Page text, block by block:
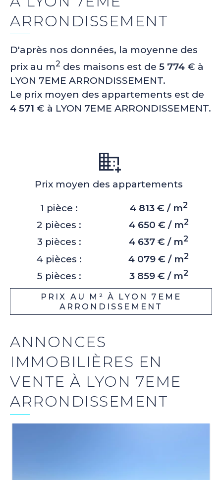
ARRONDISSEMENT
D'après nos données, la moyenne des
prix au m2 des maisons est de 5 774 € à
LYON 7EME ARRONDISSEMENT.
Le prix moyen des appartements est de
4 571 € à LYON 7EME ARRONDISSEMENT.
Prix moyen des appartements
1 pièce : 4 813 € / m2
2 pièces : 4 650 € / m2
3 pièces : 4 637 € / m2
4 pièces : 4 079 € / m2
5 pièces : 3 859 € / m2
PRIX AU M² À LYON 7EME
ARRONDISSEMENT
ANNONCES
IMMOBILIÈRES EN
VENTE À LYON 7EME
ARRONDISSEMENT